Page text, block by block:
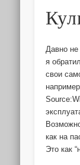
Давно
я
свои
как на
Это как